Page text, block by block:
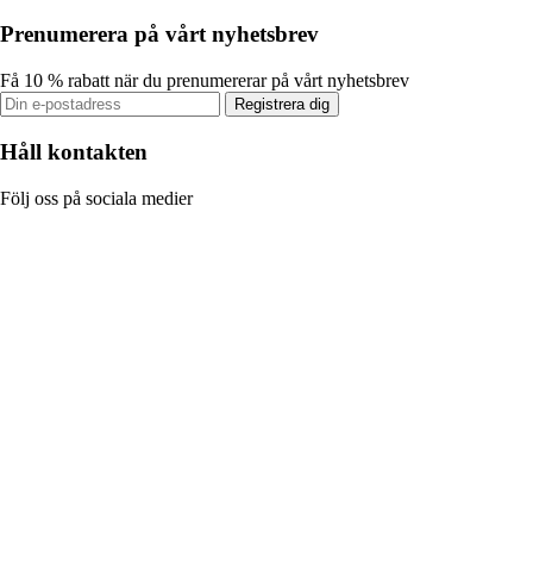
Prenumerera på vårt nyhetsbrev
Få 10 % rabatt när du prenumererar på vårt nyhetsbrev
Registrera dig
Håll kontakten
Följ oss på sociala medier